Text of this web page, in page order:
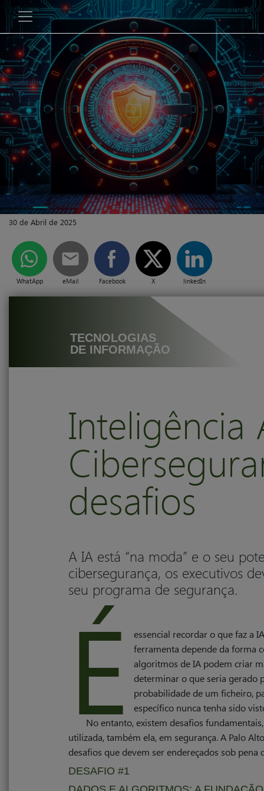
30 de Abril de 2025
WhatApp eMail Facebook X linkedIn
TEC­NO­LO­GIAS
DE IN­FORMAÇÃO
Inteligência
desafios
A IA está “na moda” e o seu
cibersegurança, os executivos
seu programa de segurança.
É
essencial recordar o que faz a
ferramenta depende da forma
algoritmos de IA podem criar
determinar o que seria gerado
probabilidade de um ficheiro,
específico nunca tenha sido
No entanto, existem desafios
utilizada, também ela, em segurança. A Palo
desafios que devem ser endereçados sob
DESAFIO #1